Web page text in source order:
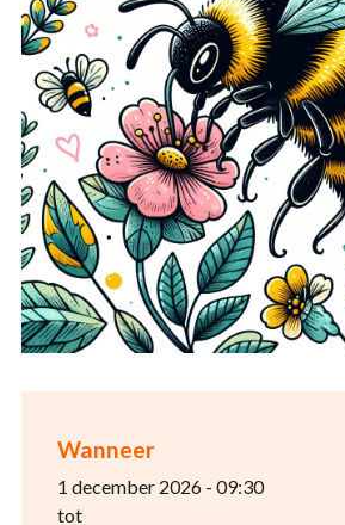
Wanneer
1 december 2026 - 09:30
tot